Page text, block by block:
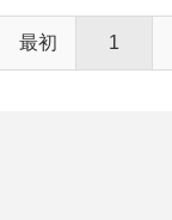
最初 1